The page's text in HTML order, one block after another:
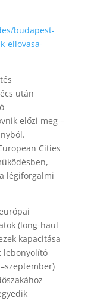
budapest-
ellovasa-
után
előzi meg –
Cities
légiforgalmi
(long-haul
kapacitása
lebonyolító